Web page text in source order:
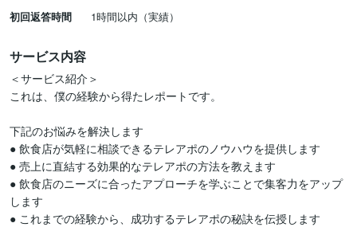
初回返答時間
1時間以内（実績）
サービス内容
＜サービス紹介＞
これは、僕の経験から得たレポートです。
下記のお悩みを解決します
● 飲食店が気軽に相談できるテレアポのノウハウを提供します
● 売上に直結する効果的なテレアポの方法を教えます
● 飲食店のニーズに合ったアプローチを学ぶことで集客力をアップ
します
● これまでの経験から、成功するテレアポの秘訣を伝授します